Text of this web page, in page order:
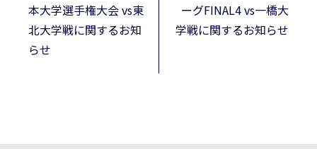
本大学選手権大会 vs東
北大学戦に関するお知
らせ
ーグFINAL4 vs一橋大
学戦に関するお知らせ